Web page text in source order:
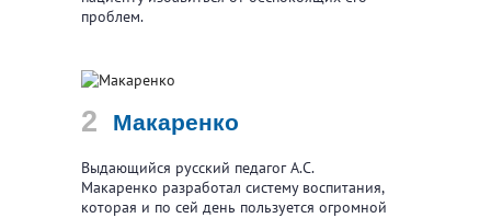
проблем.
Макаренко
Выдающийся русский педагог А.С.
Макаренко разработал систему воспитания,
которая и по сей день пользуется огромной